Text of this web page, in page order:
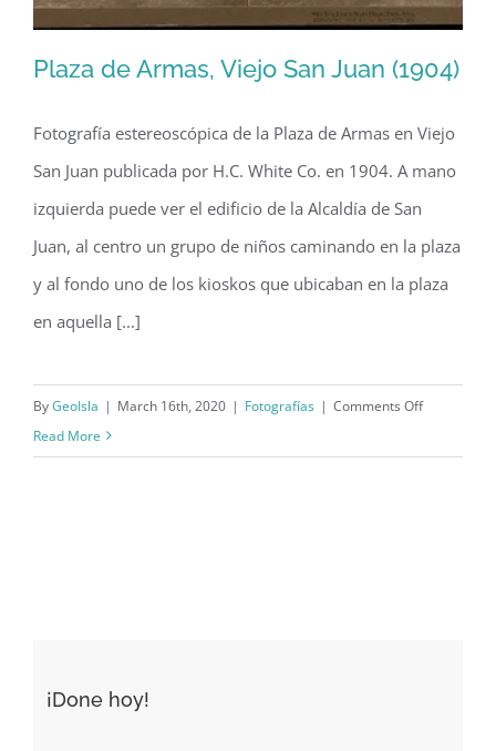
Plaza de Armas, Viejo San Juan (1904)
Plaza de Armas, Viejo San Juan (1904)
Fotografía estereoscópica de la Plaza de Armas en Viejo
San Juan publicada por H.C. White Co. en 1904. A mano
izquierda puede ver el edificio de la Alcaldía de San
Juan, al centro un grupo de niños caminando en la plaza
y al fondo uno de los kioskos que ubicaban en la plaza
en aquella [...]
ByGeoIsla | March 16th, 2020 | Fotografías | Comments Offon
Read More
¡Done hoy!